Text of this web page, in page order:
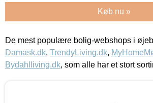
Køb nu »
De mest populære bolig-webshops i
Damask.dk, TrendyLiving.dk,
Bydahlliving.dk, som alle har et stort